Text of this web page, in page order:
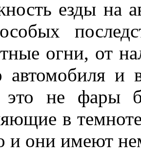
езды на
огни, от
автомобиля и
это не фары
в
и они имеют